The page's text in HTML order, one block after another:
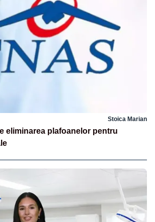
Stoica Marian
eliminarea plafoanelor pentru